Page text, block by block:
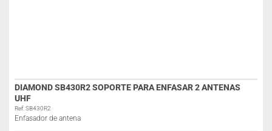
DIAMOND SB430R2 SOPORTE PARA ENFASAR 2 ANTENAS
UHF
Ref: SB430R2
Enfasador de antena